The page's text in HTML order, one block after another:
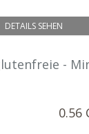
DETAILS SEHEN
-
0.56